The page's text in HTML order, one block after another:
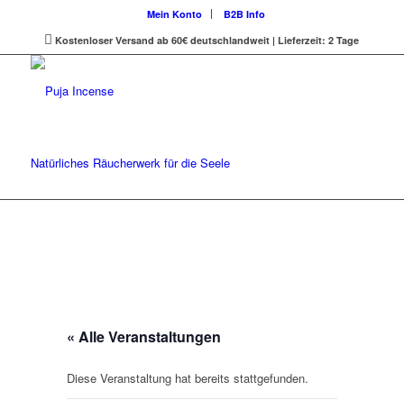
Mein Konto
B2B Info
Kostenloser Versand ab 60€ deutschlandweit | Lieferzeit: 2 Tage
Natürliches Räucherwerk für die Seele
« Alle Veranstaltungen
Diese Veranstaltung hat bereits stattgefunden.